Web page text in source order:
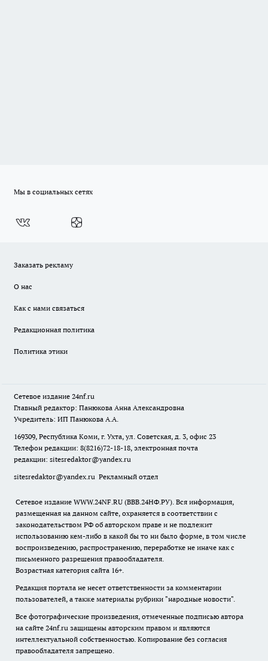
Мы в социальных сетях
Заказать рекламу
О нас
Как с нами связаться
Редакционная политика
Политика этики
Сетевое издание 24nf.ru
Главный редактор: Панюкова Анна Александровна
Учредитель: ИП Панюкова А.А.
169309, Республика Коми, г. Ухта, ул. Советская, д. 3, офис 23
Телефон редакции: 8(8216)72-18-18, электронная почта
редакции: sitesredaktor@yandex.ru
sitesredaktor@yandex.ru Рекламный отдел
Сетевое издание WWW.24NF.RU (ВВВ.24НФ.РУ). Вся информация,
размещенная на данном сайте, охраняется в соответствии с
законодательством РФ об авторском праве и не подлежит
использованию кем-либо в какой бы то ни было форме, в том числе
воспроизведению, распространению, переработке не иначе как с
письменного разрешения правообладателя.
Возрастная категория сайта 16+.
Редакция портала не несет ответственности за комментарии
пользователей, а также материалы рубрики "народные новости".
Все фотографические произведения, отмеченные подписью автора
на сайте 24nf.ru защищены авторским правом и являются
интеллектуальной собственностью. Копирование без согласия
правообладателя запрещено.